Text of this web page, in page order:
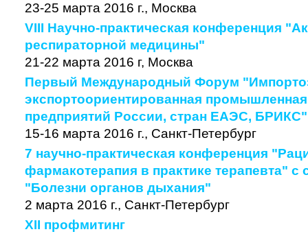
23-25 марта 2016 г., Москва
VIII Научно-практическая конференция
респираторной медицины"
21-22 марта 2016 г, Москва
Первый Международный Форум
экспортоориентированная
предприятий России, стран ЕАЭС, БРИКС"
15-16 марта 2016 г., Санкт-Петербург
7 научно-практическая конференция
фармакотерапия в практике терапевта" с
"Болезни органов дыхания"
2 марта 2016 г., Санкт-Петербург
XII профмитинг